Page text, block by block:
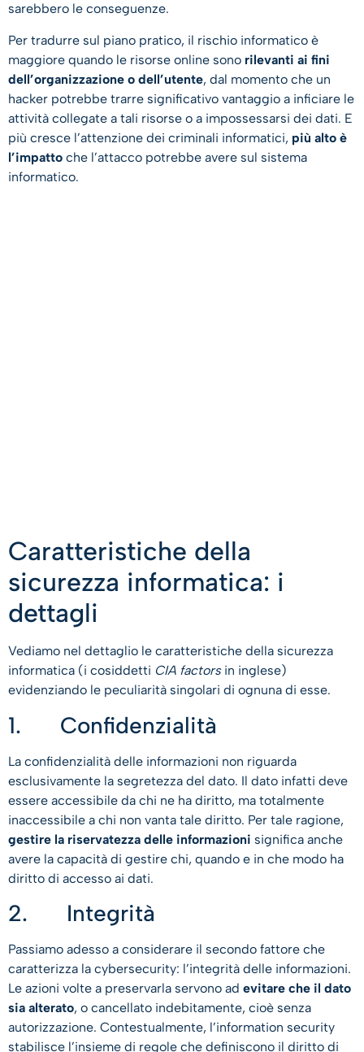
sarebbero le conseguenze.
Per tradurre sul piano pratico, il rischio informatico è
maggiore quando le risorse online sono rilevanti ai fini
dell’organizzazione o dell’utente, dal momento che un
hacker potrebbe trarre significativo vantaggio a inficiare le
attività collegate a tali risorse o a impossessarsi dei dati. E
più cresce l’attenzione dei criminali informatici, più alto è
l’impatto che l’attacco potrebbe avere sul sistema
informatico.
Caratteristiche della
sicurezza informatica: i
dettagli
Vediamo nel dettaglio le caratteristiche della sicurezza
informatica (i cosiddetti CIA factorsin inglese)
evidenziando le peculiarità singolari di ognuna di esse.
1. Confidenzialità
La confidenzialità delle informazioni non riguarda
esclusivamente la segretezza del dato. Il dato infatti deve
essere accessibile da chi ne ha diritto, ma totalmente
inaccessibile a chi non vanta tale diritto. Per tale ragione,
gestire la riservatezza delle informazioni significa anche
avere la capacità di gestire chi, quando e in che modo ha
diritto di accesso ai dati.
2. Integrità
Passiamo adesso a considerare il secondo fattore che
caratterizza la cybersecurity: l’integrità delle informazioni.
Le azioni volte a preservarla servono ad evitare che il dato
sia alterato, o cancellato indebitamente, cioè senza
autorizzazione. Contestualmente, l’information security
stabilisce l’insieme di regole che definiscono il diritto di